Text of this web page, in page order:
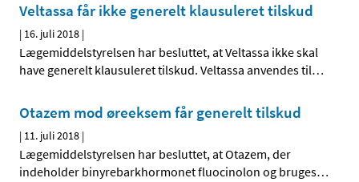
Veltassa får ikke generelt klausuleret tilskud
| 16. juli 2018 |
Lægemiddelstyrelsen har besluttet, at Veltassa ikke skal
have generelt klausuleret tilskud. Veltassa anvendes til…
Otazem mod øreeksem får generelt tilskud
| 11. juli 2018 |
Lægemiddelstyrelsen har besluttet, at Otazem, der
indeholder binyrebarkhormonet fluocinolon og bruges…